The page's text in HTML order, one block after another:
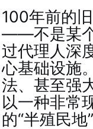
100年前的
——不是某个
过代理人深
心基础设施
法、甚至强
以一种非常
的“半殖民地”